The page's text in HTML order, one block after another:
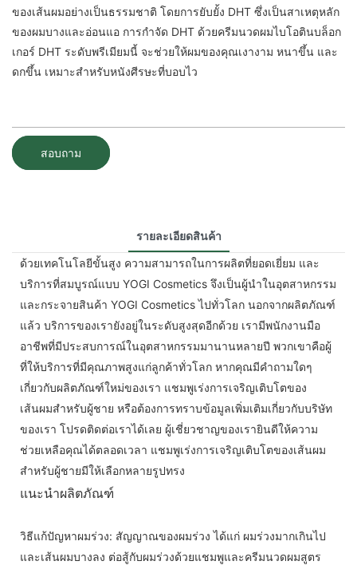
ของเส้นผมอย่างเป็นธรรมชาติ โดยการยับยั้ง DHT ซึ่งเป็นสาเหตุหลัก
ของผมบางและอ่อนแอ การกำจัด DHT ด้วยครีมนวดผมไบโอตินบล็อก
เกอร์ DHT ระดับพรีเมียมนี้ จะช่วยให้ผมของคุณเงางาม หนาขึ้น และ
ดกขึ้น เหมาะสำหรับหนังศีรษะที่บอบไว
สอบถาม
รายละเอียดสินค้า
ด้วยเทคโนโลยีขั้นสูง ความสามารถในการผลิตที่ยอดเยี่ยม และ
บริการที่สมบูรณ์แบบ YOGI Cosmetics จึงเป็นผู้นำในอุตสาหกรรม
และกระจายสินค้า YOGI Cosmetics ไปทั่วโลก นอกจากผลิตภัณฑ์
แล้ว บริการของเรายังอยู่ในระดับสูงสุดอีกด้วย เรามีพนักงานมือ
อาชีพที่มีประสบการณ์ในอุตสาหกรรมมานานหลายปี พวกเขาคือผู้
ที่ให้บริการที่มีคุณภาพสูงแก่ลูกค้าทั่วโลก หากคุณมีคำถามใดๆ
เกี่ยวกับผลิตภัณฑ์ใหม่ของเรา แชมพูเร่งการเจริญเติบโตของ
เส้นผมสำหรับผู้ชาย หรือต้องการทราบข้อมูลเพิ่มเติมเกี่ยวกับบริษัท
ของเรา โปรดติดต่อเราได้เลย ผู้เชี่ยวชาญของเรายินดีให้ความ
ช่วยเหลือคุณได้ตลอดเวลา แชมพูเร่งการเจริญเติบโตของเส้นผม
สำหรับผู้ชายมีให้เลือกหลายรูปทรง
แนะนำผลิตภัณฑ์
วิธีแก้ปัญหาผมร่วง: สัญญาณของผมร่วง ได้แก่ ผมร่วงมากเกินไป
และเส้นผมบางลง ต่อสู้กับผมร่วงด้วยแชมพูและครีมนวดผมสูตร